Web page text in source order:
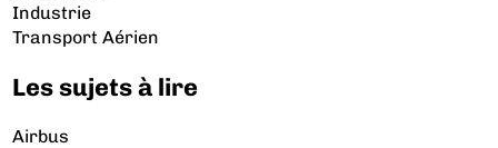
Industrie
Transport Aérien
Les sujets à lire
Airbus